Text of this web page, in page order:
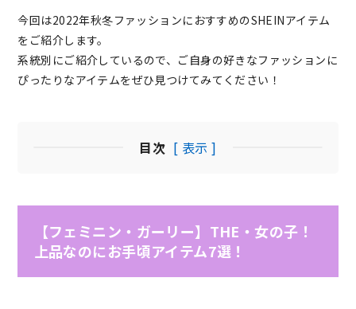
今回は2022年秋冬ファッションにおすすめのSHEINアイテム
をご紹介します。
系統別にご紹介しているので、ご自身の好きなファッションに
ぴったりなアイテムをぜひ見つけてみてください！
目次 [ 表示 ]
【フェミニン・ガーリー】THE・女の子！
上品なのにお手頃アイテム7選！